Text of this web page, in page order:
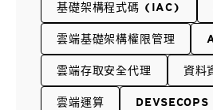
基礎架構程式碼 (IAC)
雲端基礎架構權限管理
雲端存取安全代理 資料
雲端運算 DEVSECOPS